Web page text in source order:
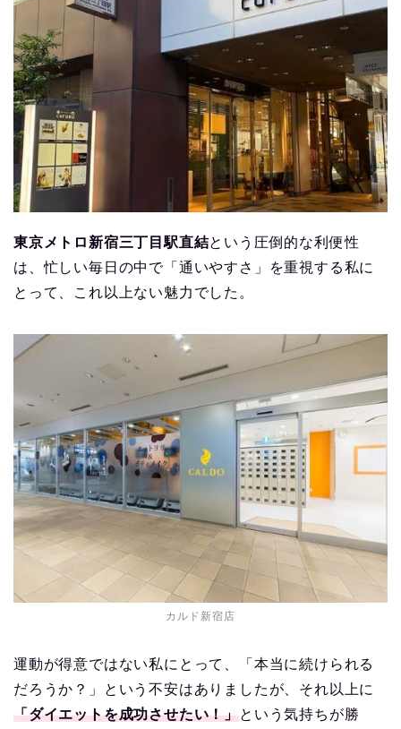
東京メトロ新宿三丁目駅直結という圧倒的な利便性
は、忙しい毎日の中で「通いやすさ」を重視する私に
とって、これ以上ない魅力でした。
カルド新宿店
運動が得意ではない私にとって、「本当に続けられる
だろうか？」という不安はありましたが、それ以上に
「ダイエットを成功させたい！」という気持ちが勝